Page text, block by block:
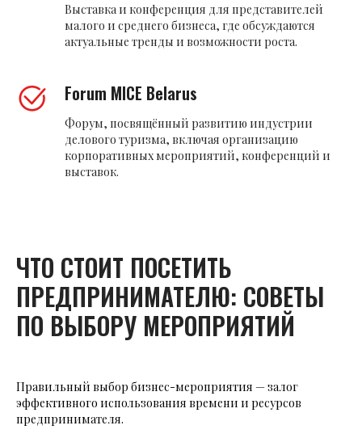
Выставка и конференция для представителей
малого и среднего бизнеса, где обсуждаются
актуальные тренды и возможности роста.
Forum MICE Belarus
Форум, посвящённый развитию индустрии
делового туризма, включая организацию
корпоративных мероприятий, конференций и
выставок.
ЧТО СТОИТ ПОСЕТИТЬ
ПРЕДПРИНИМАТЕЛЮ: СОВЕТЫ
ПО ВЫБОРУ МЕРОПРИЯТИЙ
Правильный выбор бизнес-мероприятия — залог
эффективного использования времени и ресурсов
предпринимателя.